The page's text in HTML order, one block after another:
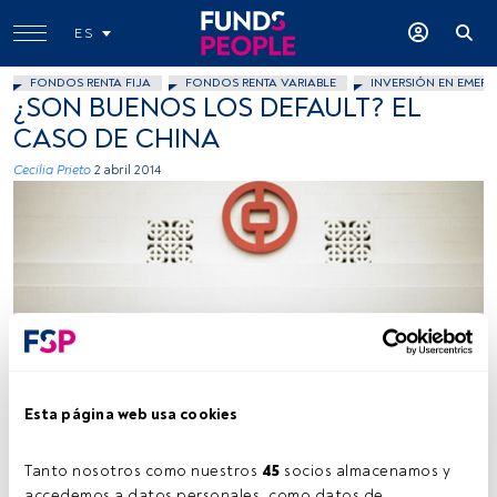
Esta página web usa cookies
Tanto nosotros como nuestros 45 socios almacenamos y
ES
FONDOS RENTA FIJA FONDOS RENTA VARIABLE INVERSIÓN EN
¿SON BUENOS LOS DEFAULT? EL
CASO DE CHINA
Cecilia Prieto 2 abril 2014